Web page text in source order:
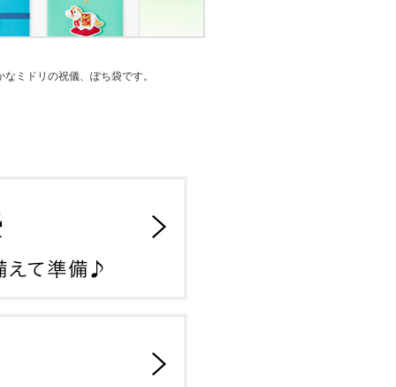
ミドリの祝儀、ぽち袋です。